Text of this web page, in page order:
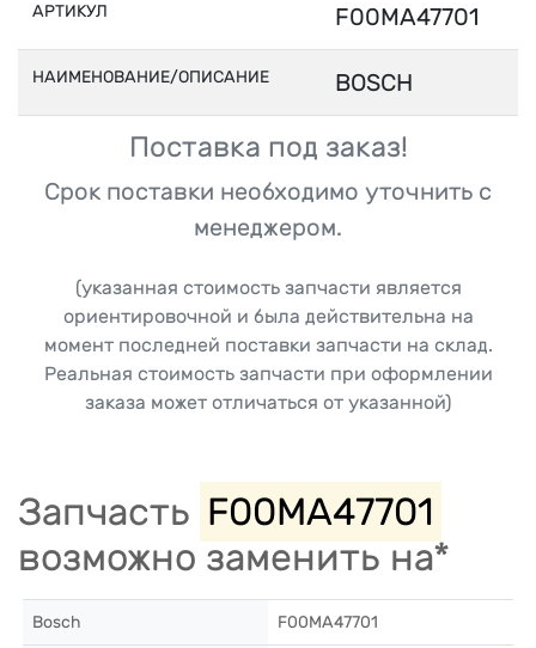
АРТИКУЛ F00MA47701
НАИМЕНОВАНИЕ/ОПИСАНИЕ BOSCH
Поставка под заказ!
Срок поставки необходимо уточнить с
менеджером.
(указанная стоимость запчасти является
ориентировочной и была действительна на
момент последней поставки запчасти на склад.
Реальная стоимость запчасти при оформлении
заказа может отличаться от указанной)
Запчасть F00MA47701
возможно заменить на*
Bosch F00MA47701